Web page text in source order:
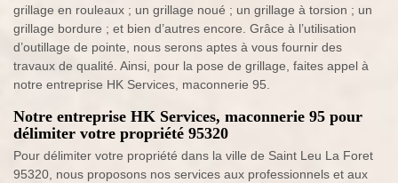
grillage en rouleaux ; un grillage noué ; un grillage à torsion ; un
grillage bordure ; et bien d’autres encore. Grâce à l’utilisation
d’outillage de pointe, nous serons aptes à vous fournir des
travaux de qualité. Ainsi, pour la pose de grillage, faites appel à
notre entreprise HK Services, maconnerie 95.
Notre entreprise HK Services, maconnerie 95 pour
délimiter votre propriété 95320
Pour délimiter votre propriété dans la ville de Saint Leu La Foret
95320, nous proposons nos services aux professionnels et aux